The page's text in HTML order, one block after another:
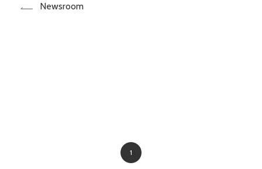
Newsroom
1